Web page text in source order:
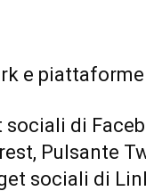
e
di
Pulsante
sociali di